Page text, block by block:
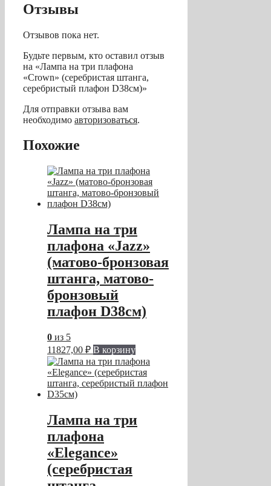
Отзывы
Отзывов пока нет.
Будьте первым, кто оставил отзыв
на «Лампа на три плафона
«Crown» (серебристая штанга,
серебристый плафон D38см)»
Для отправки отзыва вам
необходимо авторизоваться.
Похожие
Лампа на три
плафона «Jazz»
(матово-бронзовая
штанга, матово-
бронзовый
плафон D38см)
0 из 5
11827,00 ₽ В корзину
Лампа на три
плафона
«Elegance»
(серебристая